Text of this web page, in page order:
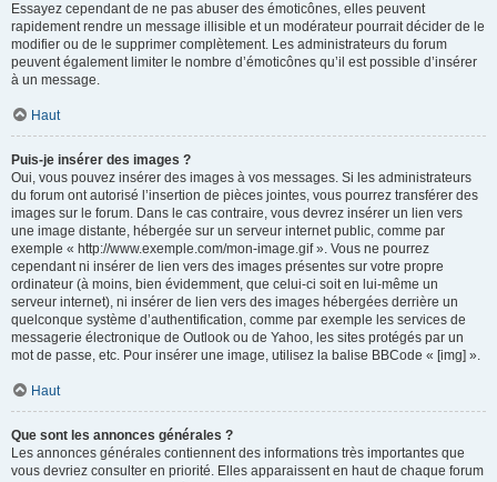
Essayez cependant de ne pas abuser des émoticônes, elles peuvent
rapidement rendre un message illisible et un modérateur pourrait décider de le
modifier ou de le supprimer complètement. Les administrateurs du forum
peuvent également limiter le nombre d’émoticônes qu’il est possible d’insérer
à un message.
Haut
Puis-je insérer des images ?
Oui, vous pouvez insérer des images à vos messages. Si les administrateurs
du forum ont autorisé l’insertion de pièces jointes, vous pourrez transférer des
images sur le forum. Dans le cas contraire, vous devrez insérer un lien vers
une image distante, hébergée sur un serveur internet public, comme par
exemple « http://www.exemple.com/mon-image.gif ». Vous ne pourrez
cependant ni insérer de lien vers des images présentes sur votre propre
ordinateur (à moins, bien évidemment, que celui-ci soit en lui-même un
serveur internet), ni insérer de lien vers des images hébergées derrière un
quelconque système d’authentification, comme par exemple les services de
messagerie électronique de Outlook ou de Yahoo, les sites protégés par un
mot de passe, etc. Pour insérer une image, utilisez la balise BBCode « [img] ».
Haut
Que sont les annonces générales ?
Les annonces générales contiennent des informations très importantes que
vous devriez consulter en priorité. Elles apparaissent en haut de chaque forum